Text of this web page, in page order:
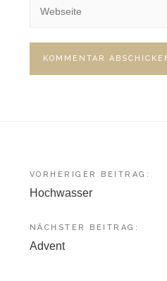
Beitragsnavigation
VORHERIGER BEITRAG:
Hochwasser
NÄCHSTER BEITRAG:
Advent